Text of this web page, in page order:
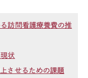
訪問看護療養費の推
状
させるための課題